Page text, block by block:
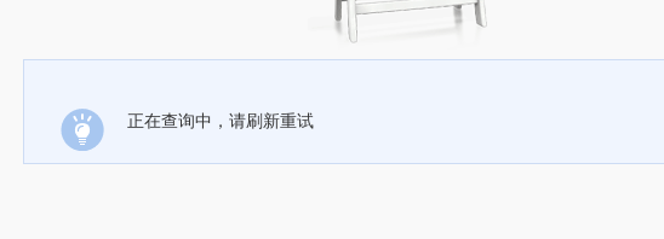
正在查询中，请刷新重试